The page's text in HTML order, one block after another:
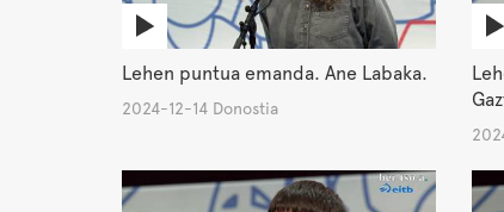
Lehen puntua emanda. Ane Labaka.
2024-12-14 Donostia